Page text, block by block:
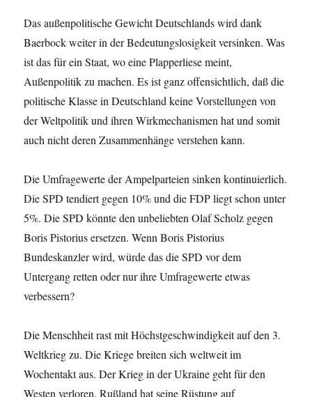
Das außenpolitische Gewicht Deutschlands wird dank
Baerbock weiter in der Bedeutungslosigkeit versinken. Was
ist das für ein Staat, wo eine Plapperliese meint,
Außenpolitik zu machen. Es ist ganz offensichtlich, daß die
politische Klasse in Deutschland keine Vorstellungen von
der Weltpolitik und ihren Wirkmechanismen hat und somit
auch nicht deren Zusammenhänge verstehen kann.
Die Umfragewerte der Ampelparteien sinken kontinuierlich.
Die SPD tendiert gegen 10% und die FDP liegt schon unter
5%. Die SPD könnte den unbeliebten Olaf Scholz gegen
Boris Pistorius ersetzen. Wenn Boris Pistorius
Bundeskanzler wird, würde das die SPD vor dem
Untergang retten oder nur ihre Umfragewerte etwas
verbessern?
Die Menschheit rast mit Höchstgeschwindigkeit auf den 3.
Weltkrieg zu. Die Kriege breiten sich weltweit im
Wochentakt aus. Der Krieg in der Ukraine geht für den
Westen verloren. Rußland hat seine Rüstung auf